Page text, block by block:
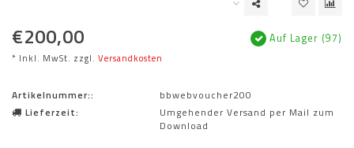
€200,00
* Inkl. MwSt. zzgl. Versandkosten
Auf Lager (97)
Artikelnummer::
bbwebvoucher200
Lieferzeit:
Umgehender Versand per Mail zum
Download